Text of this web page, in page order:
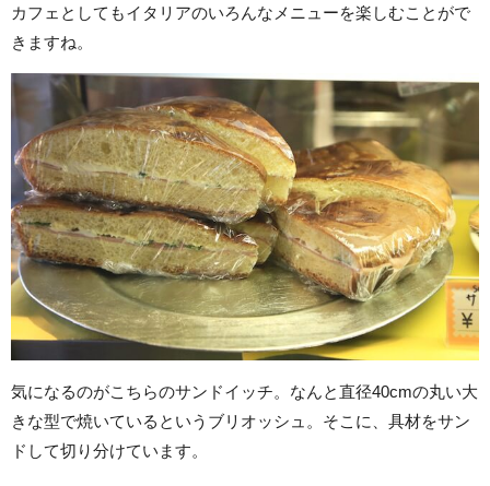
カフェとしてもイタリアのいろんなメニューを楽しむことがで
きますね。
気になるのがこちらのサンドイッチ。なんと直径40cmの丸い大
きな型で焼いているというブリオッシュ。そこに、具材をサン
ドして切り分けています。